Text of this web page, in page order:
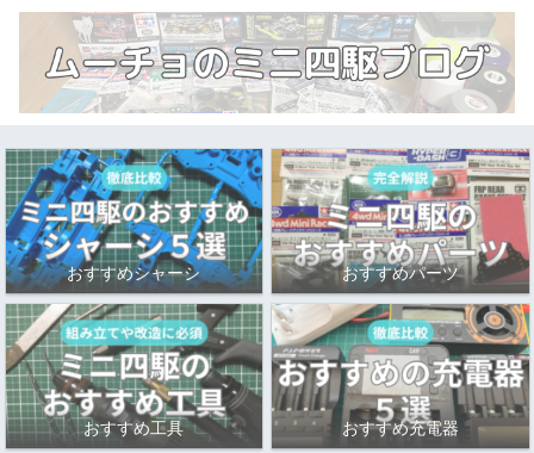
おすすめシャーシ おすすめパーツ
おすすめ工具 おすすめ充電器